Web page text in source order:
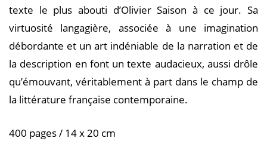
texte le plus abouti d’Olivier Saison à ce jour. Sa
virtuosité langagière, associée à une imagination
débordante et un art indéniable de la narration et de
la description en font un texte audacieux, aussi drôle
qu’émouvant, véritablement à part dans le champ de
la littérature française contemporaine.
400 pages / 14 x 20 cm